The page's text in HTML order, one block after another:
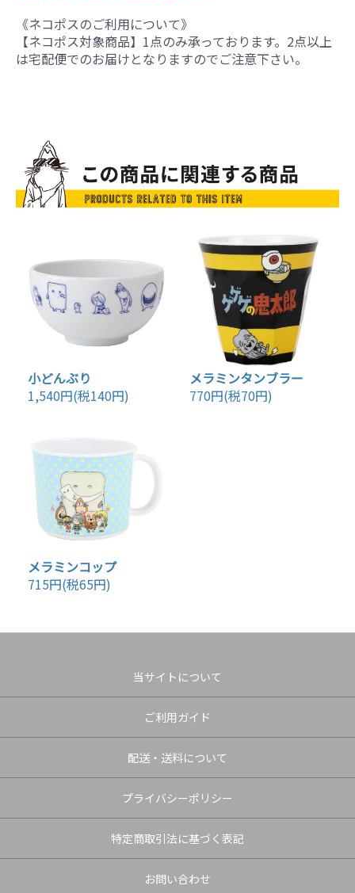
《ネコポスのご利用について》
【ネコポス対象商品】1点のみ承っております。2点以上
は宅配便でのお届けとなりますのでご注意下さい。
小どんぶり
1,540円(税140円)
メラミンタンブラー
770円(税70円)
メラミンコップ
715円(税65円)
当サイトについて
ご利用ガイド
配送・送料について
プライバシーポリシー
特定商取引法に基づく表記
お問い合わせ